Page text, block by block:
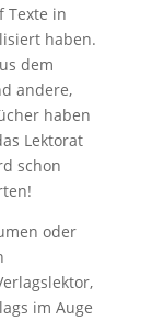
Texte in
haben.
dem
andere,
haben
Lektorat
schon
oder
im Auge